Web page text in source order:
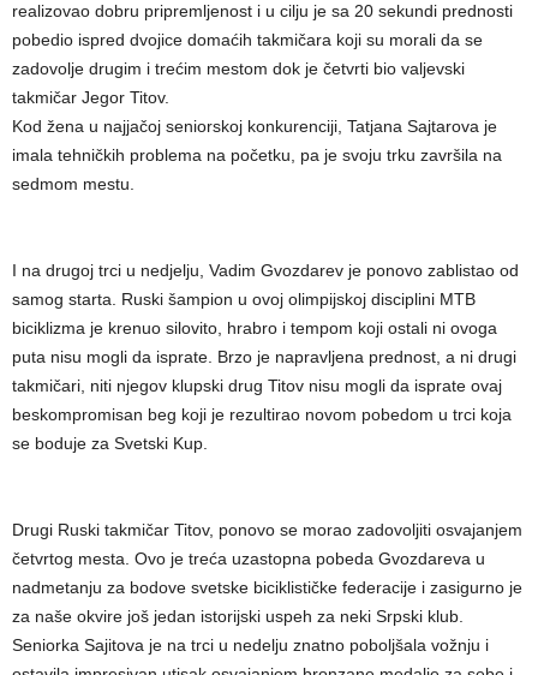
realizovao dobru pripremljenost i u cilju je sa 20 sekundi prednosti
pobedio ispred dvojice domaćih takmičara koji su morali da se
zadovolje drugim i trećim mestom dok je četvrti bio valjevski
takmičar Jegor Titov.
Kod žena u najjačoj seniorskoj konkurenciji, Tatjana Sajtarova je
imala tehničkih problema na početku, pa je svoju trku završila na
sedmom mestu.
I na drugoj trci u nedjelju, Vadim Gvozdarev je ponovo zablistao od
samog starta. Ruski šampion u ovoj olimpijskoj disciplini MTB
biciklizma je krenuo silovito, hrabro i tempom koji ostali ni ovoga
puta nisu mogli da isprate. Brzo je napravljena prednost, a ni drugi
takmičari, niti njegov klupski drug Titov nisu mogli da isprate ovaj
beskompromisan beg koji je rezultirao novom pobedom u trci koja
se boduje za Svetski Kup.
Drugi Ruski takmičar Titov, ponovo se morao zadovoljiti osvajanjem
četvrtog mesta. Ovo je treća uzastopna pobeda Gvozdareva u
nadmetanju za bodove svetske biciklističke federacije i zasigurno je
za naše okvire još jedan istorijski uspeh za neki Srpski klub.
Seniorka Sajitova je na trci u nedelju znatno poboljšala vožnju i